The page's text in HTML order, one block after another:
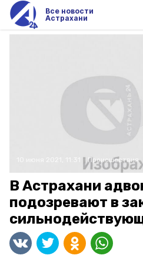
Все новости
Астрахани
Происшествия
В Астрахани
подозревают в